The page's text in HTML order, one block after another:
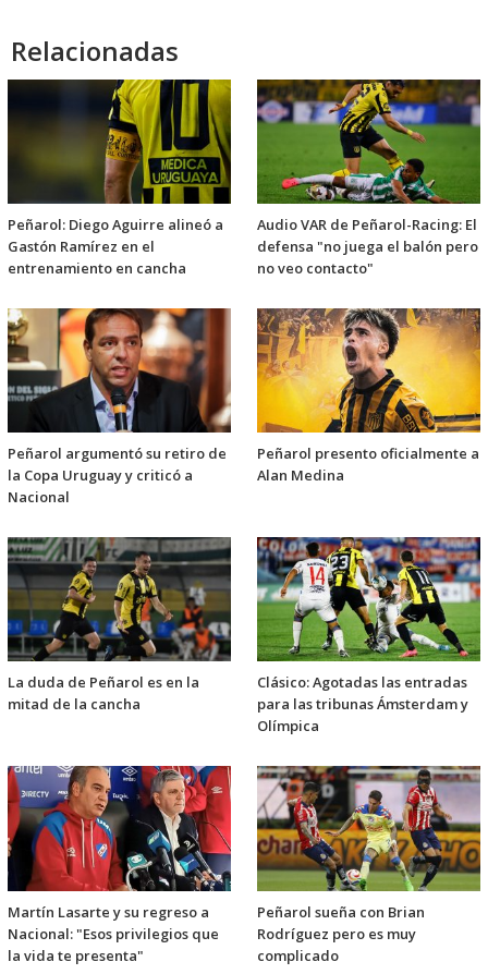
Relacionadas
Peñarol: Diego Aguirre alineó a
Gastón Ramírez en el
entrenamiento en cancha
Audio VAR de Peñarol-Racing: El
defensa "no juega el balón pero
no veo contacto"
Peñarol argumentó su retiro de
la Copa Uruguay y criticó a
Nacional
Peñarol presento oficialmente a
Alan Medina
La duda de Peñarol es en la
mitad de la cancha
Clásico: Agotadas las entradas
para las tribunas Ámsterdam y
Olímpica
Martín Lasarte y su regreso a
Nacional: "Esos privilegios que
la vida te presenta"
Peñarol sueña con Brian
Rodríguez pero es muy
complicado